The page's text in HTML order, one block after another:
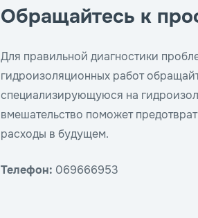
Обращайтесь к
Для правильной диагностики
гидроизоляционных работ
специализирующуюся на
вмешательство поможет
расходы в будущем.
Телефон: 069666953